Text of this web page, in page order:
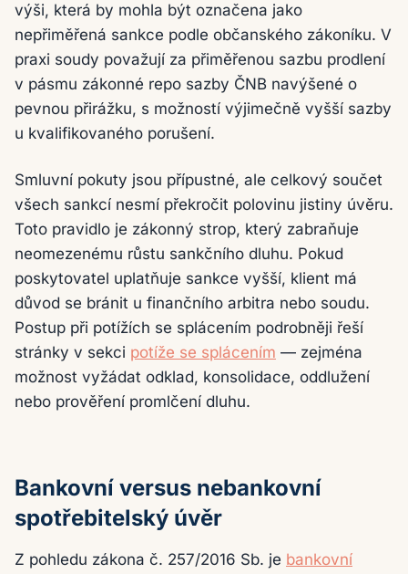
výši, která by mohla být označena jako
nepřiměřená sankce podle občanského zákoníku. V
praxi soudy považují za přiměřenou sazbu prodlení
v pásmu zákonné repo sazby ČNB navýšené o
pevnou přirážku, s možností výjimečně vyšší sazby
u kvalifikovaného porušení.
Smluvní pokuty jsou přípustné, ale celkový součet
všech sankcí nesmí překročit polovinu jistiny úvěru.
Toto pravidlo je zákonný strop, který zabraňuje
neomezenému růstu sankčního dluhu. Pokud
poskytovatel uplatňuje sankce vyšší, klient má
důvod se bránit u finančního arbitra nebo soudu.
Postup při potížích se splácením podrobněji řeší
stránky v sekci potíže se splácením — zejména
možnost vyžádat odklad, konsolidace, oddlužení
nebo prověření promlčení dluhu.
Bankovní versus nebankovní
spotřebitelský úvěr
Z pohledu zákona č. 257/2016 Sb. je bankovní